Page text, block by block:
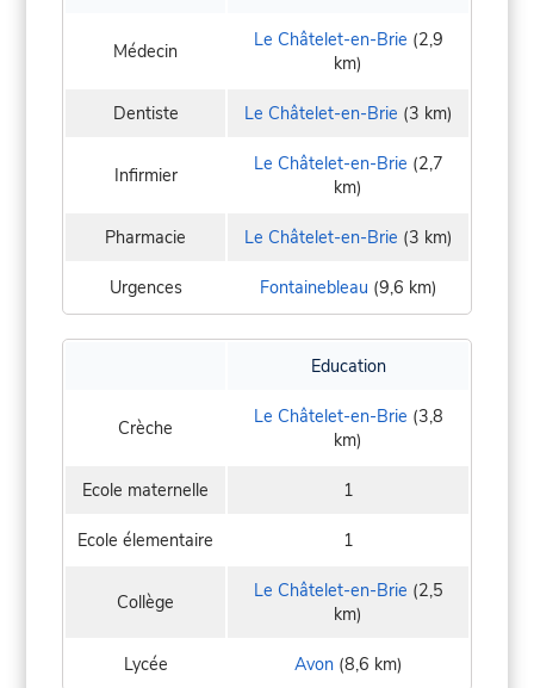
Médecin Le Châtelet-en-Brie (2,9
km)
Dentiste Le Châtelet-en-Brie (3 km)
Infirmier Le Châtelet-en-Brie (2,7
km)
Pharmacie Le Châtelet-en-Brie (3 km)
Urgences Fontainebleau (9,6 km)
Education
Crèche Le Châtelet-en-Brie (3,8
km)
Ecole maternelle 1
Ecole élementaire 1
Collège Le Châtelet-en-Brie (2,5
km)
Lycée Avon(8,6 km)